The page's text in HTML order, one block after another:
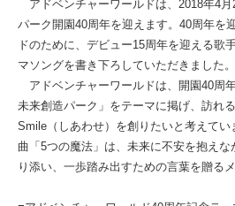
アドベンチャーワールドは、2018年4
パーク開園40周年を迎えます。40周年を
ドのために、デビュー15周年を迎える歌
マソングを書き下ろしていただきました。
アドベンチャーワールドは、開園40周
未来創造パーク」をテーマに掲げ、訪れ
Smile（しあわせ）を創りたいと考えて
曲「5つの魔法」は、未来に不安を抱え
り添い、一歩踏み出すための言葉を贈る